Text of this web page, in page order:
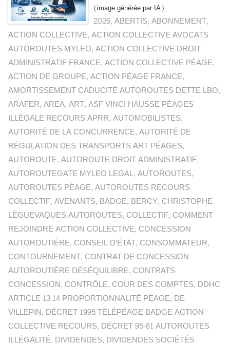
(image générée par IA)
2026,ABERTIS,ABONNEMENT,
ACTION COLLECTIVE,ACTION COLLECTIVE AVOCATS
AUTOROUTES MYLEO,ACTION COLLECTIVE DROIT
ADMINISTRATIF FRANCE,ACTION COLLECTIVE PÉAGE,
ACTION DE GROUPE,ACTION PÉAGE FRANCE,
AMORTISSEMENT CADUCITÉ AUTOROUTES DETTE LBO,
ARAFER,AREA,ART,ASF VINCI HAUSSE PÉAGES
ILLÉGALE RECOURS APRR,AUTOMOBILISTES,
AUTORITÉ DE LA CONCURRENCE,AUTORITÉ DE
RÉGULATION DES TRANSPORTS ART PÉAGES,
AUTOROUTE,AUTOROUTE DROIT ADMINISTRATIF,
AUTOROUTEGATE MYLEO LEGAL,AUTOROUTES,
AUTOROUTES PÉAGE,AUTOROUTES RECOURS
COLLECTIF,AVENANTS, BADGE, BERCY, CHRISTOPHE
LÈGUEVAQUES AUTOROUTES, COLLECTIF, COMMENT
REJOINDRE ACTION COLLECTIVE, CONCESSION
AUTOROUTIÈRE, CONSEIL D'ÉTAT, CONSOMMATEUR,
CONTOURNEMENT, CONTRAT DE CONCESSION
AUTOROUTIÈRE DÉSÉQUILIBRE, CONTRATS
CONCESSION, CONTRÔLE, COUR DES COMPTES, DDHC
ARTICLE 13 14 PROPORTIONNALITÉ PÉAGE, DE
VILLEPIN, DÉCRET 1995 TÉLÉPÉAGE BADGE ACTION
COLLECTIVE RECOURS, DÉCRET 95-81 AUTOROUTES
ILLÉGALITÉ, DIVIDENDES, DIVIDENDES SOCIÉTÉS